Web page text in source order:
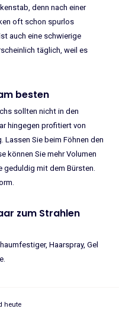
denn nach einer
oft schon spurlos
auch eine schwierige
täglich, weil es
besten
sollten nicht in den
hingegen profitiert von
Sie beim Föhnen den
können Sie mehr Volumen
geduldig mit dem Bürsten.
zum Strahlen
Haarspray, Gel
heute